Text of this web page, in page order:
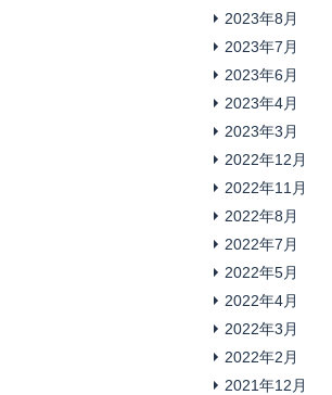
2023年8月
2023年7月
2023年6月
2023年4月
2023年3月
2022年12月
2022年11月
2022年8月
2022年7月
2022年5月
2022年4月
2022年3月
2022年2月
2021年12月